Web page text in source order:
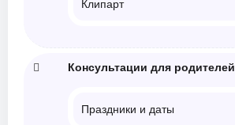
Клипарт
Консультации для родителей
Праздники и даты